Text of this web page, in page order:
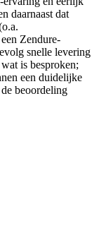
daarnaast dat
Zendure-
snelle levering
is besproken;
een duidelijke
beoordeling